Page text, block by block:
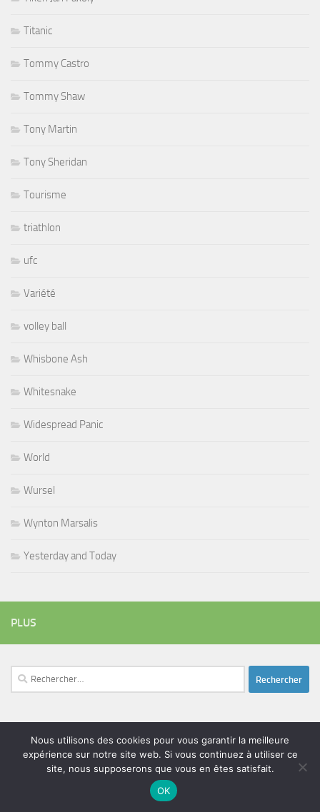
Titanic
Tommy Castro
Tommy Shaw
Tony Martin
Tony Sheridan
Tourisme
triathlon
ufc
Variété
volley ball
Whisbone Ash
Whitesnake
Widespread Panic
World
Wursel
Wynton Marsalis
Yesterday and Today
PLUS
Rechercher :
ÉTIQUETTES
adam bomb batteur beatles blues
chanteur coltrane
festival glenn hughes
Nous utilisons des cookies pour vous garantir la meilleure
expérience sur notre site web. Si vous continuez à utiliser ce
site, nous supposerons que vous en êtes satisfait.
OK